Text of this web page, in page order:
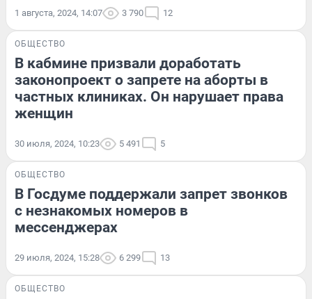
1 августа, 2024, 14:07 3 790 12
ОБЩЕСТВО
В кабмине призвали доработать
законопроект о запрете на аборты в
частных клиниках. Он нарушает права
женщин
30 июля, 2024, 10:23 5 491 5
ОБЩЕСТВО
В Госдуме поддержали запрет звонков
с незнакомых номеров в
мессенджерах
29 июля, 2024, 15:28 6 299 13
ОБЩЕСТВО